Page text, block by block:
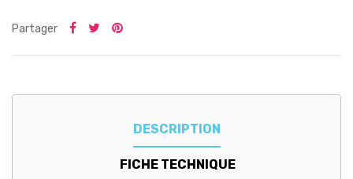
Partager
DESCRIPTION
FICHE TECHNIQUE